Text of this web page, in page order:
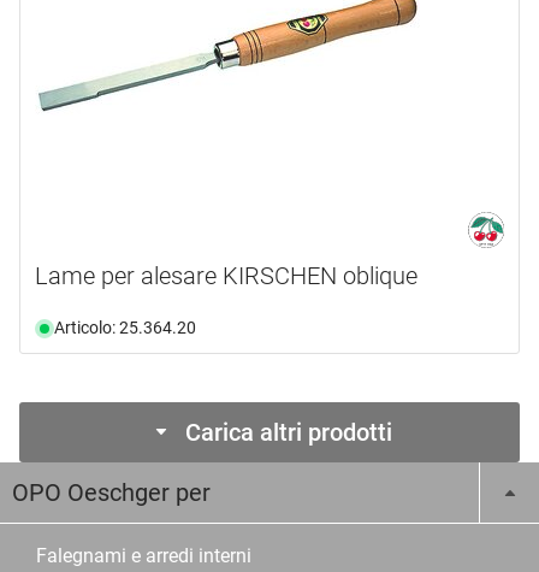
Lame per alesare KIRSCHEN oblique
Articolo: 25.364.20
Carica altri prodotti
OPO Oeschger per
Falegnami e arredi interni